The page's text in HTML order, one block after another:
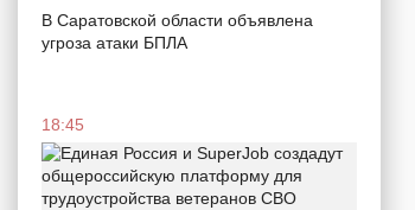
В Саратовской области объявлена
угроза атаки БПЛА
18:45